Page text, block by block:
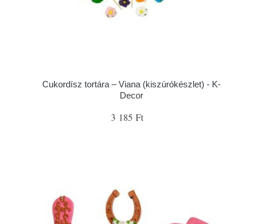
Cukordísz tortára – Viana (kiszúrókészlet) - K-
Decor
3 185 Ft